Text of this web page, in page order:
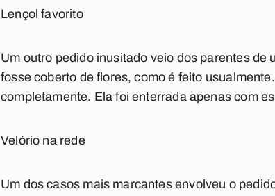
Lençol favorito
Um outro pedido inusitado veio dos parentes
fosse coberto de flores, como é feito
completamente. Ela foi enterrada apenas com
Velório na rede
Um dos casos mais marcantes envolveu o